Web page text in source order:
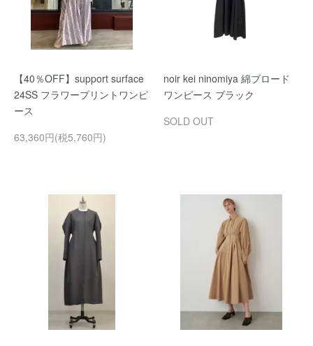
【40％OFF】support surface
24SS フラワープリントワンピ
ース
63,360円(税5,760円)
noir kei ninomiya 綿ブロード
ワンピース ブラック
SOLD OUT